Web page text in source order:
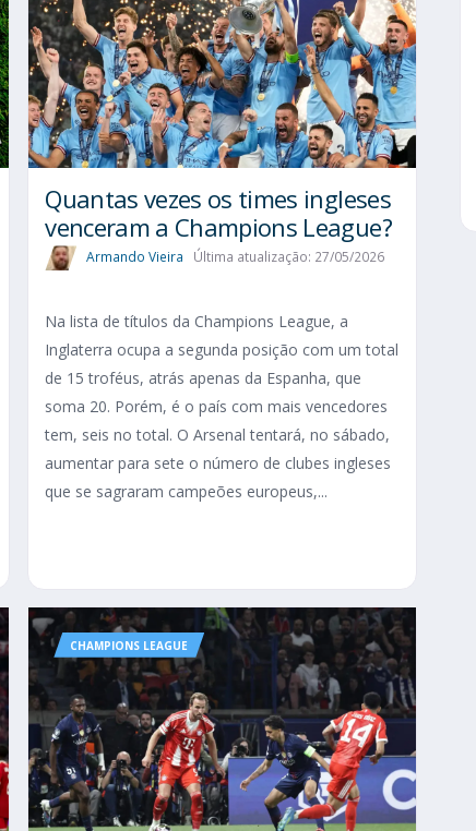
Quantas vezes os times ingleses
venceram a Champions League?
Armando Vieira Última atualização: 27/05/2026
Na lista de títulos da Champions League, a
Inglaterra ocupa a segunda posição com um total
de 15 troféus, atrás apenas da Espanha, que
soma 20. Porém, é o país com mais vencedores
tem, seis no total. O Arsenal tentará, no sábado,
aumentar para sete o número de clubes ingleses
que se sagraram campeões europeus,...
CHAMPIONS LEAGUE